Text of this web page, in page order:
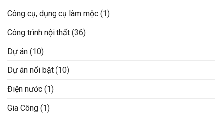
Công cụ, dụng cụ làm mộc (1)
Công trình nội thất (36)
Dự án (10)
Dự án nổi bật (10)
Điện nước (1)
Gia Công (1)